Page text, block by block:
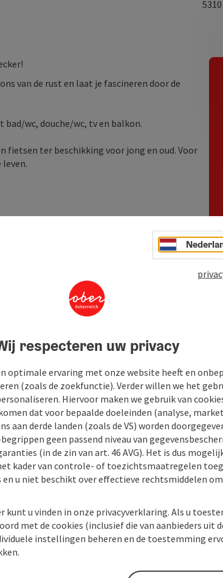
5310
van de rust en laat je fascineren door de
wc, douche/wc, tv en balkon.
fietsen ter beschikking voor jong en oud. Voor
respecteren uw privacy
optimale ervaring met onze website heeft en
(zoals de zoekfunctie). Verder willen we het
Hiervoor maken we gebruik van
dat voor bepaalde doeleinden (analyse,
aan derde landen (zoals de VS) worden
begrippen geen passend niveau van
(in de zin van art. 46 AVG). Het is dus
kader van controle- of toezichtsmaatregelen
u niet beschikt over effectieve rechtsmiddelen
kunt u vinden in onze privacyverklaring. Als u
met de cookies (inclusief die van aanbieders uit
instellingen beheren en de toestemming